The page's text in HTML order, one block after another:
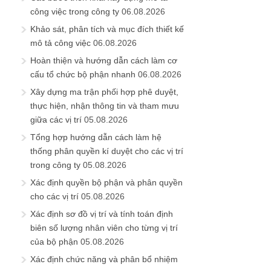
công việc trong công ty 06.08.2026
Khảo sát, phân tích và mục đích thiết kế
mô tả công việc 06.08.2026
Hoàn thiện và hướng dẫn cách làm cơ
cấu tổ chức bộ phận nhanh 06.08.2026
Xây dựng ma trận phối hợp phê duyệt,
thực hiện, nhận thông tin và tham mưu
giữa các vị trí 05.08.2026
Tổng hợp hướng dẫn cách làm hệ
thống phân quyền kí duyệt cho các vị trí
trong công ty 05.08.2026
Xác định quyền bộ phận và phân quyền
cho các vị trí 05.08.2026
Xác định sơ đồ vị trí và tính toán định
biên số lượng nhân viên cho từng vị trí
của bộ phận 05.08.2026
Xác định chức năng và phân bổ nhiệm